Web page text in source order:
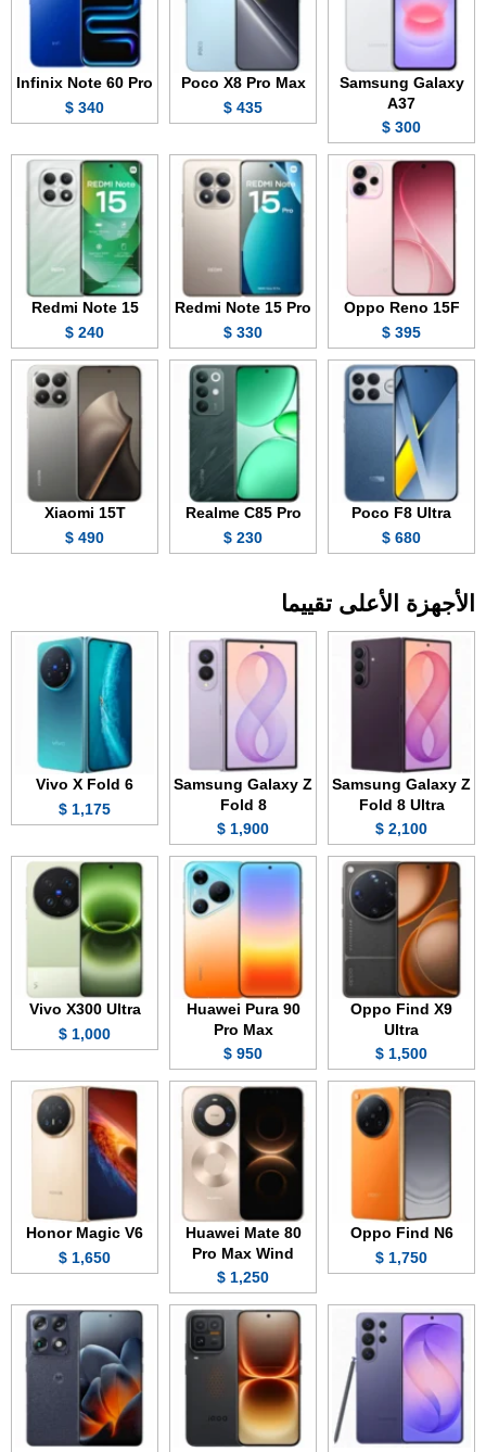
Samsung Galaxy
A37
300 $
Poco X8 Pro Max
435 $
Infinix Note 60 Pro
340 $
Oppo Reno 15F
395 $
Redmi Note 15 Pro
330 $
Redmi Note 15
240 $
Poco F8 Ultra
680 $
Realme C85 Pro
230 $
Xiaomi 15T
490 $
الأجهزة الأعلى تقييما
Samsung Galaxy Z
Fold 8 Ultra
2,100 $
Samsung Galaxy Z
Fold 8
1,900 $
Vivo X Fold 6
1,175 $
Oppo Find X9
Ultra
1,500 $
Huawei Pura 90
Pro Max
950 $
Vivo X300 Ultra
1,000 $
Oppo Find N6
1,750 $
Huawei Mate 80
Pro Max Wind
1,250 $
Honor Magic V6
1,650 $